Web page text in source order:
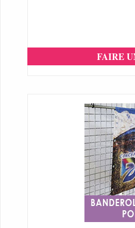
FAIRE